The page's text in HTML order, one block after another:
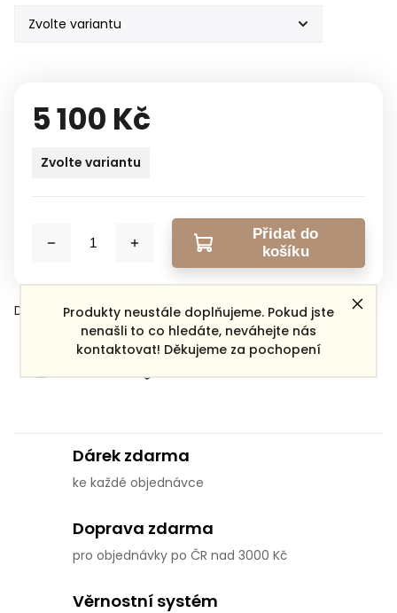
Produkty neustále doplňujeme. Pokud jste
nenašli to co hledáte, neváhejte nás
kontaktovat! Děkujeme za pochopení
5 100 Kč
Zvolte variantu
Přidat do
košíku
Detailní informace
Dárek zdarma
ke každé objednávce
Doprava zdarma
pro objednávky po ČR nad 3000 Kč
Věrnostní systém